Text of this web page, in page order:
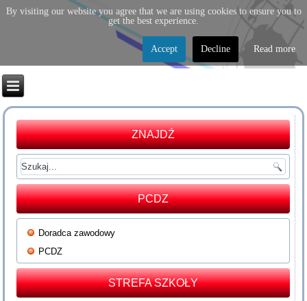
ZNAJDŹ
PCDZ
Doradca zawodowy
PCDZ
STREFA SZKOŁY
By visiting our website you agree that we are using cookies to ensure you to
get the best experience.
Accept Decline Read more